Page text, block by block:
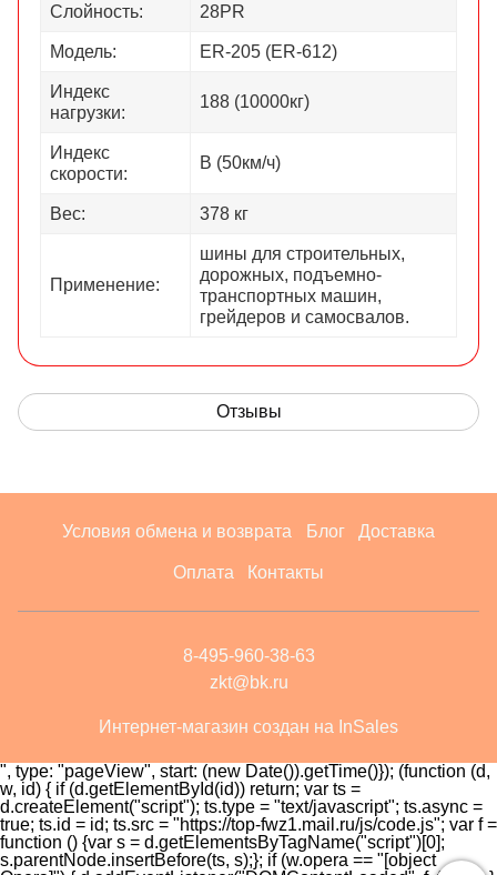
Слойность: 28PR
Модель: ER-205 (ER-612)
Индекс
нагрузки:
188 (10000кг)
Индекс
скорости:
В (50км/ч)
Вес: 378 кг
Применение:
шины для строительных,
дорожных, подъемно-
транспортных машин,
грейдеров и самосвалов.
Отзывы
Условия обмена и возврата Блог Доставка
Оплата Контакты
8-495-960-38-63
zkt@bk.ru
Интернет-магазин создан на InSales
", type: "pageView", start: (new Date()).getTime()}); (function (d,
w, id) { if (d.getElementById(id)) return; var ts =
d.createElement("script"); ts.type = "text/javascript"; ts.async =
true; ts.id = id; ts.src = "https://top-fwz1.mail.ru/js/code.js"; var f =
function () {var s = d.getElementsByTagName("script")[0];
s.parentNode.insertBefore(ts, s);}; if (w.opera == "[object